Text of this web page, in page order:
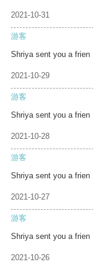
2021-10-31
游客
Shriya sent you a frien
2021-10-29
游客
Shriya sent you a frien
2021-10-28
游客
Shriya sent you a frien
2021-10-27
游客
Shriya sent you a frien
2021-10-26